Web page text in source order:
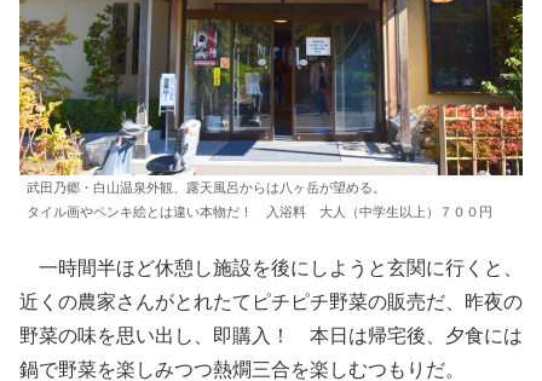
武田乃郷・白山温泉外観、露天風呂からは八ヶ岳が望める。
タイル画やペンキ絵とは違い本物だ！ 入浴料 大人（中学生以上）７００円
一時間半ほど休憩し施設を後にしようと玄関に行くと、
近くの農家さんがとれたてピチピチ野菜の販売だ、昨夜の
野菜の味を思い出し、即購入！ 本日は帰宅後、夕食には
鍋で野菜を楽しみつつ熱燗三合を楽しむつもりだ。